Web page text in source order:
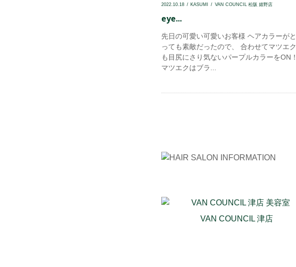
2022.10.18 KASUMI VAN COUNCIL 松阪 嬉野店
eye...
先日の可愛い可愛いお客様 ヘアカラーがと
っても素敵だったので、 合わせてマツエク
も目尻にさり気ないパープルカラーをON！
マツエクはブラ...
VAN COUNCIL 津店